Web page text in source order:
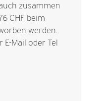
zusammen
CHF beim
werden.
E-Mail oder Tel